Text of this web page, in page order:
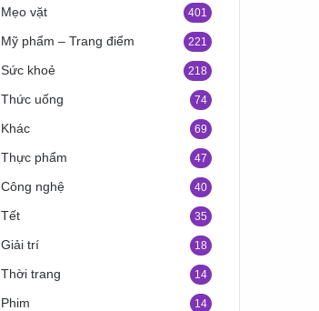
Mẹo vặt 401
Mỹ phẩm – Trang điểm 221
Sức khoẻ 218
Thức uống 74
Khác 69
Thực phẩm 47
Công nghệ 40
Tết 35
Giải trí 18
Thời trang 14
Phim 14